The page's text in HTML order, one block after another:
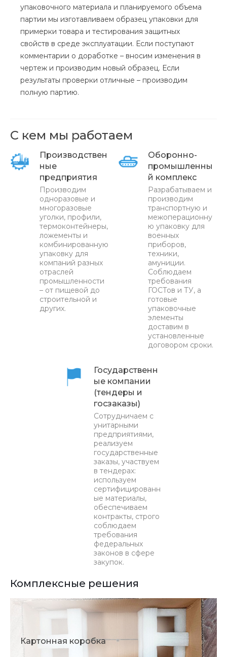
упаковочного материала и планируемого объема
партии мы изготавливаем образец упаковки для
примерки товара и тестирования защитных
свойств в среде эксплуатации. Если поступают
комментарии о доработке – вносим изменения в
чертеж и производим новый образец. Если
результаты проверки отличные – производим
полную партию.
С кем мы работаем
Производствен
ные
предприятия
Производим
одноразовые и
многоразовые
уголки, профили,
термоконтейнеры,
ложементы и
комбинированную
упаковку для
компаний разных
отраслей
промышленности
– от пищевой до
строительной и
других.
Оборонно-
промышленны
й комплекс
Разрабатываем и
производим
транспортную и
межоперационну
ю упаковку для
военных
приборов,
техники,
амуниции.
Соблюдаем
требования
ГОСТов и ТУ, а
готовые
упаковочные
элементы
доставим в
установленные
договором сроки.
Государственн
ые компании
(тендеры и
госзаказы)
Сотрудничаем с
унитарными
предприятиями,
реализуем
государственные
заказы, участвуем
в тендерах:
используем
сертифицированн
ые материалы,
обеспечиваем
контракты, строго
соблюдаем
требования
федеральных
законов в сфере
закупок.
Комплексные решения
Картонная коробка